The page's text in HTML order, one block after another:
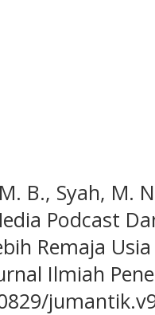
B., Syah, M.
Podcast
Remaja
Ilmiah